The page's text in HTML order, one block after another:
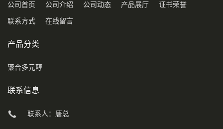
公司首页 公司介绍 公司动态 产品展厅 证书荣誉
联系方式 在线留言
产品分类
聚合多元醇
联系信息
联系人：唐总